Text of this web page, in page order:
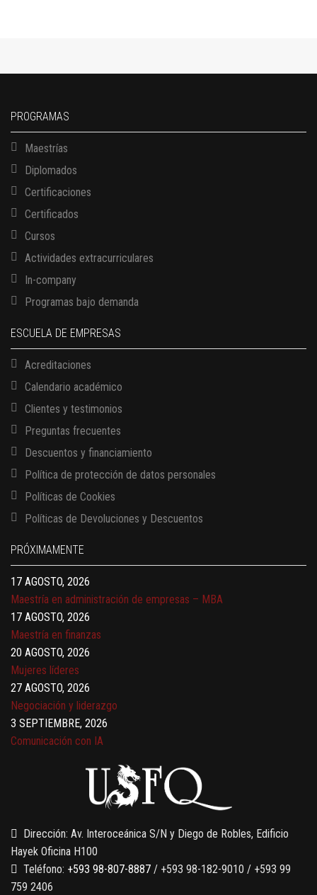
PROGRAMAS
Maestrías
Diplomados
Certificaciones
Certificados
Cursos
Actividades extracurriculares
In-company
Programas bajo demanda
ESCUELA DE EMPRESAS
Acreditaciones
Calendario académico
Clientes y testimonios
Preguntas frecuentes
Descuentos y financiamiento
Política de protección de datos personales
Políticas de Cookies
Políticas de Devoluciones y Descuentos
PRÓXIMAMENTE
13 AGOSTO, 2026
17 AGOSTO, 2026
Gerencia de empresas familiares
17 AGOSTO, 2026
Maestría en administración de empresas – MBA
17 AGOSTO, 2026
Maestría en finanzas
20 AGOSTO, 2026
Mujeres líderes
27 AGOSTO, 2026
Negociación y liderazgo
3 SEPTIEMBRE, 2026
Comunicación con IA
Gobernanza de datos
13 AGOSTO, 2026
Finanzas para no financieros
Dirección: Av. Interoceánica S/N y Diego de Robles, Edificio
Hayek Oficina H100
Teléfono: +593 98-807-8887 / +593 98-182-9010 / +593 99
759 2406